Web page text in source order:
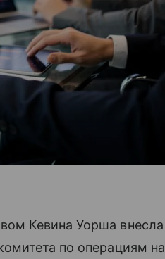
Кевина Уорша внесла
по операциям на